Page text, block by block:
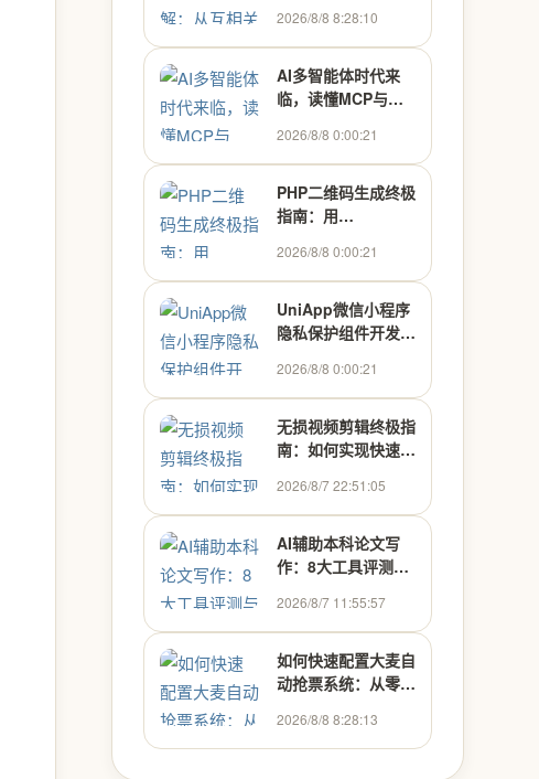
2026/8/8 8:28:10
AI多智能体时代来
临，读懂MCP与
数字化新风口
2026/8/8 0:00:21
PHP二维码生成终极
指南：用
qrcode打造专业级
二维码
2026/8/8 0:00:21
UniApp微信小程序
隐私保护组件开发：
2026/8/8 0:00:21
无损视频剪辑终极指
南：如何实现快速高
2026/8/7 22:51:05
AI辅助本科论文写
作：8大工具评测与
2026/8/7 11:55:57
如何快速配置大麦自
动抢票系统：从零开
助手
2026/8/8 8:28:13